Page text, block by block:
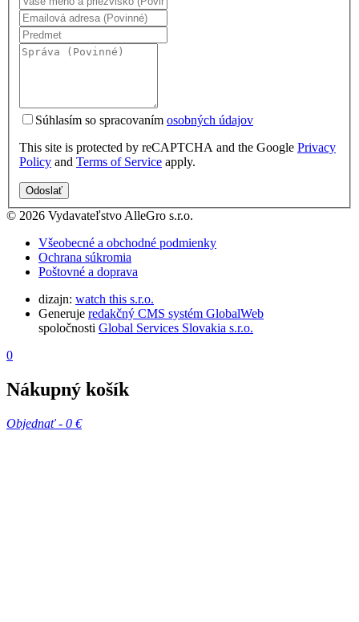
Súhlasím so spracovaním osobných údajov
This site is protected by reCAPTCHA and the Google Privacy
Policy and Terms of Service apply.
Odoslať
© 2026 Vydavateľstvo AlleGro s.r.o.
Všeobecné a obchodné podmienky
Ochrana súkromia
Poštovné a doprava
dizajn: watch this s.r.o.
Generuje redakčný CMS systém GlobalWeb
spoločnosti Global Services Slovakia s.r.o.
0
Nákupný košík
Objednať - 0 €